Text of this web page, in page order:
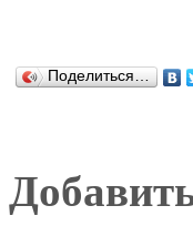
Поделиться…